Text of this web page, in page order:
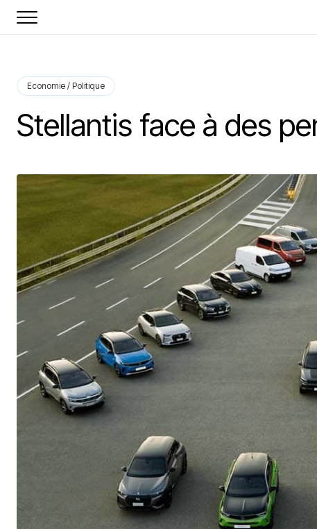
Economie / Politique
Stellantis face à des